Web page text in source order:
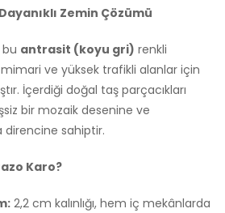
Zemin Çözümü
antrasit (koyu gri) renkli
ve yüksek trafikli alanlar için
İçerdiği doğal taş parçacıkları
bir mozaik desenine ve
direncine sahiptir.
Karo?
2,2 cm kalınlığı, hem iç mekânlarda